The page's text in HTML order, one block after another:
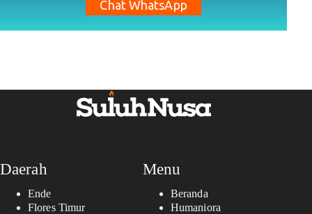
Chat WhatsApp
Daerah
Ende
Flores Timur
Menu
Beranda
Humaniora